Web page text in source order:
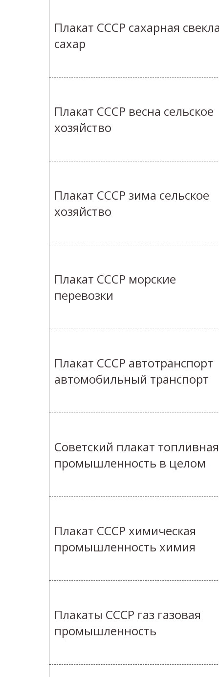
Плакат СССР сахарная
сахар
Плакат СССР весна сельское
хозяйство
Плакат СССР зима сельское
хозяйство
Плакат СССР морские
перевозки
Плакат СССР автотранспорт
автомобильный транспорт
Советский плакат топливная
промышленность в целом
Плакат СССР химическая
промышленность химия
Плакаты СССР газ газовая
промышленность